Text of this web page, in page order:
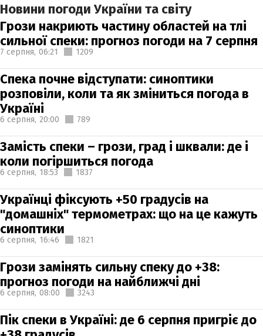
Новини погоди України та світу
Грози накриють частину областей на тлі
сильної спеки: прогноз погоди на 7 серпня
7 серпня, 06:21 1209
Спека почне відступати: синоптики
розповіли, коли та як зміниться погода в
Україні
6 серпня, 20:00 789
Замість спеки – грози, град і шквали: де і
коли погіршиться погода
6 серпня, 18:53 1837
Українці фіксують +50 градусів на
"домашніх" термометрах: що на це кажуть
синоптики
6 серпня, 16:46 1821
Грози замінять сильну спеку до +38:
прогноз погоди на найближчі дні
6 серпня, 08:00 3243
Пік спеки в Україні: де 6 серпня пригріє до